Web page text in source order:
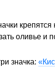
оливье и
значка: